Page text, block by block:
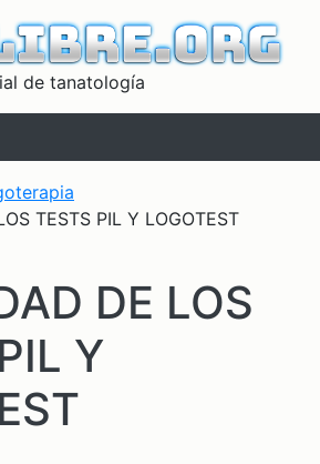
de tanatología
TESTS PIL Y LOGOTEST
DE LOS
Y